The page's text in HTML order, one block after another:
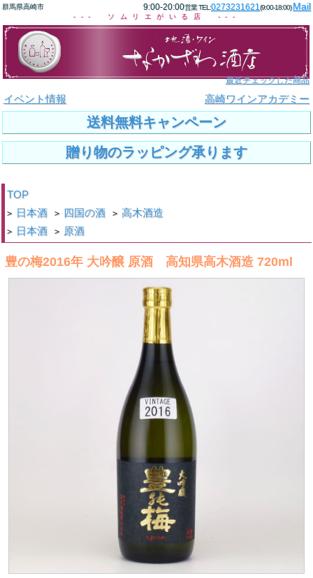
群馬県高崎市 9:00-20:00営業 TEL:0273231621(9:00-18:00)Mail
--- ソムリエがいる店 ---
最近チェックした商品
イベント情報 高崎ワインアカデミー
送料無料キャンペーン
贈り物のラッピング承ります
TOP
> 日本酒 > 四国の酒 > 高木酒造
> 日本酒 > 原酒
豊の梅2016年 大吟醸 原酒 高知県高木酒造 720ml